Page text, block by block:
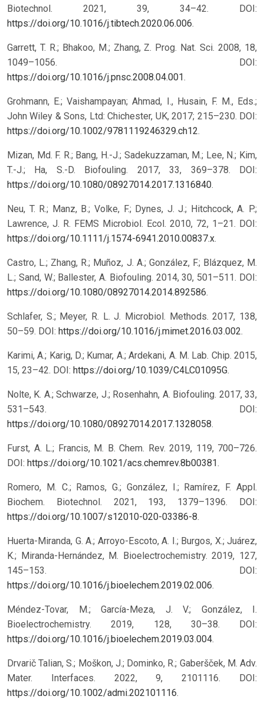
Biotechnol. 2021, 39, 34–42. DOI:
https://doi.org/10.1016/j.tibtech.2020.06.006.
Garrett, T. R.; Bhakoo, M.; Zhang, Z. Prog. Nat. Sci. 2008, 18,
1049–1056. DOI:
https://doi.org/10.1016/j.pnsc.2008.04.001.
Grohmann, E.; Vaishampayan; Ahmad, I., Husain, F. M., Eds.;
John Wiley & Sons, Ltd: Chichester, UK, 2017; 215–230. DOI:
https://doi.org/10.1002/9781119246329.ch12.
Mizan, Md. F. R.; Bang, H.-J.; Sadekuzzaman, M.; Lee, N.; Kim,
T.-J.; Ha, S.-D. Biofouling. 2017, 33, 369–378. DOI:
https://doi.org/10.1080/08927014.2017.1316840.
Neu, T. R.; Manz, B.; Volke, F.; Dynes, J. J.; Hitchcock, A. P.;
Lawrence, J. R. FEMS Microbiol. Ecol. 2010, 72, 1–21. DOI:
https://doi.org/10.1111/j.1574-6941.2010.00837.x.
Castro, L.; Zhang, R.; Muñoz, J. A.; González, F.; Blázquez, M.
L.; Sand, W.; Ballester, A. Biofouling. 2014, 30, 501–511. DOI:
https://doi.org/10.1080/08927014.2014.892586.
Schlafer, S.; Meyer, R. L. J. Microbiol. Methods. 2017, 138,
50–59. DOI: https://doi.org/10.1016/j.mimet.2016.03.002.
Karimi, A.; Karig, D.; Kumar, A.; Ardekani, A. M. Lab. Chip. 2015,
15, 23–42. DOI: https://doi.org/10.1039/C4LC01095G.
Nolte, K. A.; Schwarze, J.; Rosenhahn, A. Biofouling. 2017, 33,
531–543. DOI:
https://doi.org/10.1080/08927014.2017.1328058.
Furst, A. L.; Francis, M. B. Chem. Rev. 2019, 119, 700–726.
DOI: https://doi.org/10.1021/acs.chemrev.8b00381.
Romero, M. C.; Ramos, G.; González, I.; Ramírez, F. Appl.
Biochem. Biotechnol. 2021, 193, 1379–1396. DOI:
https://doi.org/10.1007/s12010-020-03386-8.
Huerta-Miranda, G. A.; Arroyo-Escoto, A. I.; Burgos, X.; Juárez,
K.; Miranda-Hernández, M. Bioelectrochemistry. 2019, 127,
145–153. DOI:
https://doi.org/10.1016/j.bioelechem.2019.02.006.
Méndez-Tovar, M.; García-Meza, J. V.; González, I.
Bioelectrochemistry. 2019, 128, 30–38. DOI:
https://doi.org/10.1016/j.bioelechem.2019.03.004.
Drvarič Talian, S.; Moškon, J.; Dominko, R.; Gaberšček, M. Adv.
Mater. Interfaces. 2022, 9, 2101116. DOI:
https://doi.org/10.1002/admi.202101116.